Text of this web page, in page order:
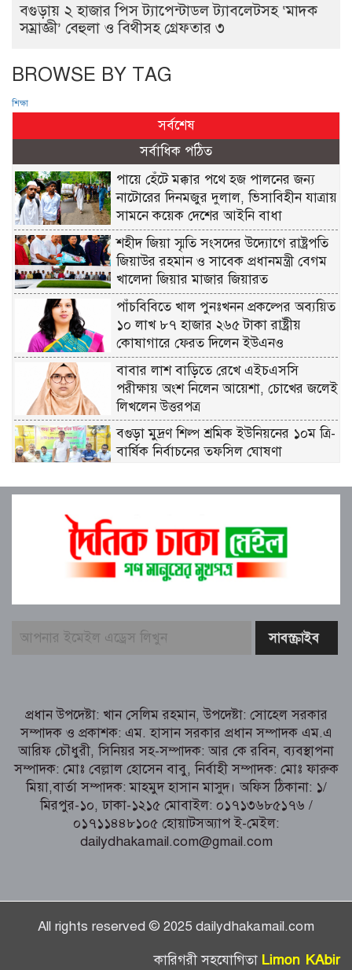
বগুড়ায় ২ হাজার পিস ট্যাপেন্টাডল ট্যাবলেটসহ ‘মাদক
সম্রাজ্ঞী’ বেহুলা ও বিথীসহ গ্রেফতার ৩
BROWSE BY TAG
শিক্ষা
সর্বশেষ
সর্বাধিক পঠিত
পায়ে হেঁটে মক্কার পথে হজ পালনের জন্য
নাটোরের দিনমজুর দুলাল, ভিসাবিহীন যাত্রায়
সামনে কয়েক দেশের আইনি বাধা
শহীদ জিয়া স্মৃতি সংসদের উদ্যোগে রাষ্ট্রপতি
জিয়াউর রহমান ও সাবেক প্রধানমন্ত্রী বেগম
খালেদা জিয়ার মাজার জিয়ারত
পাঁচবিবিতে খাল পুনঃখনন প্রকল্পের অব্যয়িত
১০ লাখ ৮৭ হাজার ২৬৫ টাকা রাষ্ট্রীয়
কোষাগারে ফেরত দিলেন ইউএনও
বাবার লাশ বাড়িতে রেখে এইচএসসি
পরীক্ষায় অংশ নিলেন আয়েশা, চোখের জলেই
লিখলেন উত্তরপত্র
বগুড়া মুদ্রণ শিল্প শ্রমিক ইউনিয়নের ১০ম ত্রি-
বার্ষিক নির্বাচনের তফসিল ঘোষণা
বগুড়ায় ২ হাজার পিস ট্যাপেন্টাডল
বিথীসহ গ্রেফতার ৩
সৎ, ন্যায়নিষ্ঠ, সাহসী ও মানবিক ইউএনও
সাবরিনা শারমিন: কর্মদক্ষতায় মানুষের হৃদয়ে
নরসিংদীর শিবপুরে তিনটি গরুকে বিষ খাইয়ে
হত্যা
একাই সামলাচ্ছেন একাধিক গুরুত্বপূর্ণ দায়িত্ব,
প্রশংসায় মুখর এলাকাবাসী
বগুড়া মুদ্রণ শিল্প শ্রমিক ইউনিয়নের নির্বাচন
পরিচালনা কমিটির প্রস্তুতি সভা অনুষ্ঠিত
প্রধান উপদেষ্টা: খান সেলিম রহমান, উপদেষ্টা: সোহেল সরকার
সম্পাদক ও প্রকাশক: এম. হাসান সরকার প্রধান সম্পাদক এম.এ
আরিফ চৌধুরী, সিনিয়র সহ-সম্পাদক: আর কে রবিন, ব্যবস্থাপনা
সম্পাদক: মোঃ বেল্লাল হোসেন বাবু, নির্বাহী সম্পাদক: মোঃ ফারুক
মিয়া,বার্তা সম্পাদক: মাহমুদ হাসান মাসুদ। অফিস ঠিকানা: ১/
মিরপুর-১০, ঢাকা-১২১৫ মোবাইল: ০১৭১৩৬৮৫১৭৬ /
০১৭১১৪৪৮১০৫ হোয়াটসঅ্যাপ ই-মেইল:
dailydhakamail.com@gmail.com
All rights reserved © 2025 dailydhakamail.com
কারিগরী সহযোগিতা Limon KAbir